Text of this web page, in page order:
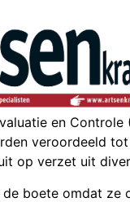
en Controle
veroordeeld
op verzet uit
de boete omdat ze